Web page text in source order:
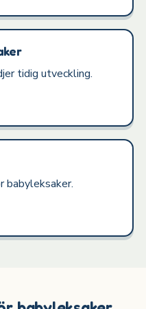
tidig utveckling.
babyleksaker.